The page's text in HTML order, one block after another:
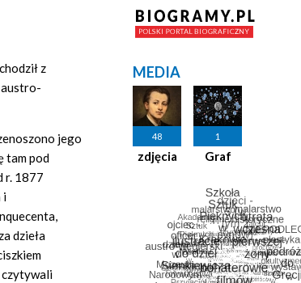
z
austro-
jego
tam pod
r. 1877
i
dzieła
czytywali
MEDIA
48
zdjęcia
1
Graf